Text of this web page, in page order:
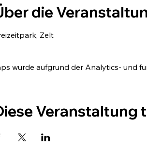
die
Zelt
wurde aufgrund der Analytics- und
Veranstaltung